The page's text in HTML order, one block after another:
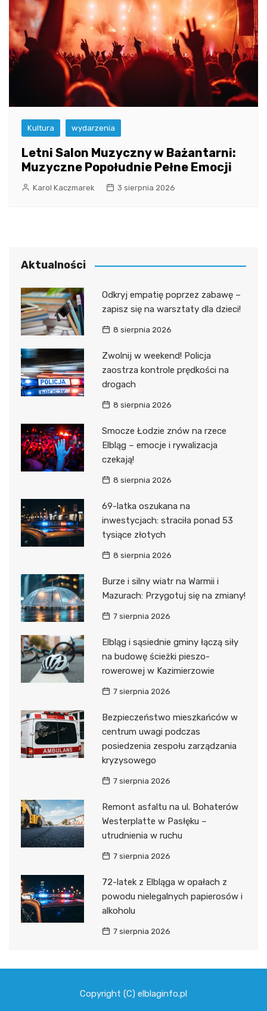
Kultura wydarzenia
Letni Salon Muzyczny w Bażantarni:
Muzyczne Popołudnie Pełne Emocji
Karol Kaczmarek 3 sierpnia 2026
Aktualności
Odkryj empatię poprzez zabawę –
zapisz się na warsztaty dla dzieci!
8 sierpnia 2026
Zwolnij w weekend! Policja
zaostrza kontrole prędkości na
drogach
8 sierpnia 2026
Smocze Łodzie znów na rzece
Elbląg – emocje i rywalizacja
czekają!
8 sierpnia 2026
69-latka oszukana na
inwestycjach: straciła ponad 53
tysiące złotych
8 sierpnia 2026
Burze i silny wiatr na Warmii i
Mazurach: Przygotuj się na zmiany!
7 sierpnia 2026
Elbląg i sąsiednie gminy łączą siły
na budowę ścieżki pieszo-
rowerowej w Kazimierzowie
7 sierpnia 2026
Bezpieczeństwo mieszkańców w
centrum uwagi podczas
posiedzenia zespołu zarządzania
kryzysowego
7 sierpnia 2026
Remont asfaltu na ul. Bohaterów
Westerplatte w Pasłęku –
utrudnienia w ruchu
7 sierpnia 2026
72-latek z Elbląga w opałach z
powodu nielegalnych papierosów i
alkoholu
7 sierpnia 2026
Copyright (C) elblaginfo.pl